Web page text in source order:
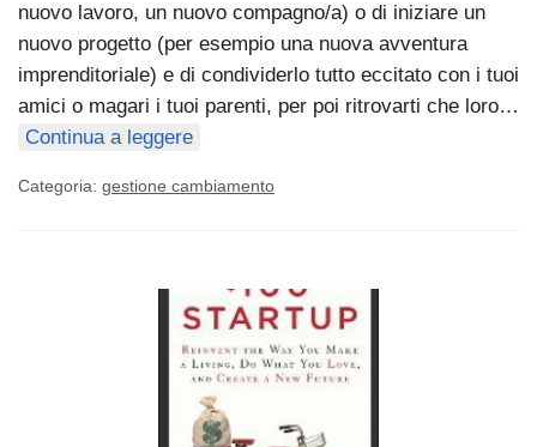
nuovo lavoro, un nuovo compagno/a) o di iniziare un
nuovo progetto (per esempio una nuova avventura
imprenditoriale) e di condividerlo tutto eccitato con i tuoi
amici o magari i tuoi parenti, per poi ritrovarti che loro…
Continua a leggere
Categoria: gestione cambiamento